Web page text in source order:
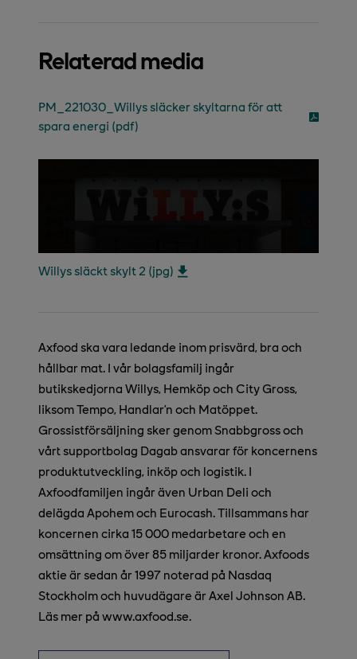
Relaterad media
PM_221030_Willys släcker skyltarna för att
spara energi (pdf)
Willys släckt skylt 2 (jpg)
Axfood ska vara ledande inom prisvärd, bra och
hållbar mat. I vår bolagsfamilj ingår
butikskedjorna Willys, Hemköp och City Gross,
liksom Tempo, Handlar’n och Matöppet.
Grossistförsäljning sker genom Snabbgross och
vårt supportbolag Dagab ansvarar för koncernens
produktutveckling, inköp och logistik. I
Axfoodfamiljen ingår även Urban Deli och
delägda Apohem och Eurocash. Tillsammans har
koncernen cirka 15 000 medarbetare och en
omsättning om över 85 miljarder kronor. Axfoods
aktie är sedan år 1997 noterad på Nasdaq
Stockholm och huvudägare är Axel Johnson AB.
Läs mer på www.axfood.se.